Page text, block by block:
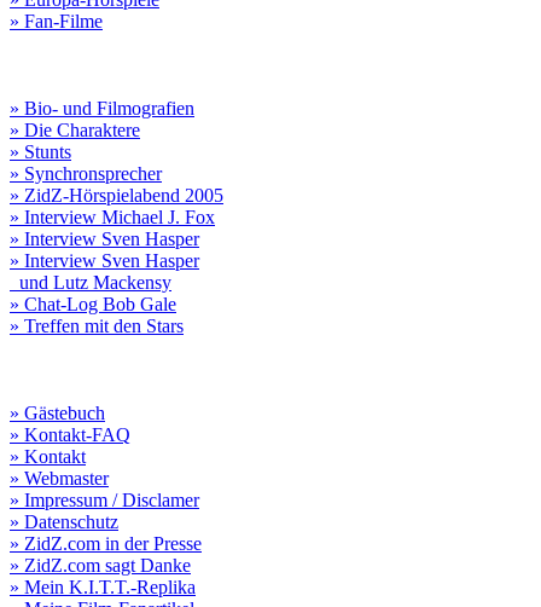
» Fan-Filme
» Bio- und Filmografien
» Die Charaktere
» Stunts
» Synchronsprecher
» ZidZ-Hörspielabend 2005
» Interview Michael J. Fox
» Interview Sven Hasper
» Interview Sven Hasper
und Lutz Mackensy
» Chat-Log Bob Gale
» Treffen mit den Stars
» Gästebuch
» Kontakt-FAQ
» Kontakt
» Webmaster
» Impressum / Disclamer
» Datenschutz
» ZidZ.com in der Presse
» ZidZ.com sagt Danke
» Mein K.I.T.T.-Replika